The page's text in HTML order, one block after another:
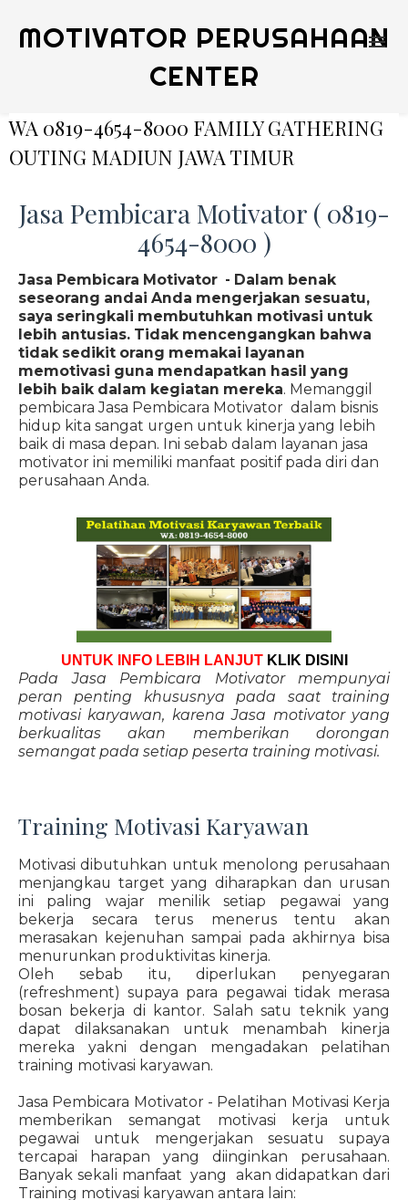
MOTIVATOR PERUSAHAAN
CENTER
WA 0819-4654-8000 FAMILY GATHERING
OUTING MADIUN JAWA TIMUR
Jasa Pembicara Motivator ( 0819-
4654-8000 )
Jasa Pembicara Motivator - Dalam benak
seseorang andai Anda mengerjakan sesuatu,
saya seringkali membutuhkan motivasi untuk
lebih antusias. Tidak mencengangkan bahwa
tidak sedikit orang memakai layanan
memotivasi guna mendapatkan hasil yang
lebih baik dalam kegiatan mereka. Memanggil
pembicara Jasa Pembicara Motivator dalam bisnis
hidup kita sangat urgen untuk kinerja yang lebih
baik di masa depan. Ini sebab dalam layanan jasa
motivator ini memiliki manfaat positif pada diri dan
perusahaan Anda.
UNTUK INFO LEBIH LANJUT KLIK DISINI
Pada Jasa Pembicara Motivator mempunyai
peran penting khususnya pada saat training
motivasi karyawan, karena Jasa motivator yang
berkualitas akan memberikan dorongan
semangat pada setiap peserta training motivasi.
Training Motivasi Karyawan
Motivasi dibutuhkan untuk menolong perusahaan
menjangkau target yang diharapkan dan urusan
ini paling wajar menilik setiap pegawai yang
bekerja secara terus menerus tentu akan
merasakan kejenuhan sampai pada akhirnya bisa
menurunkan produktivitas kinerja.
Oleh sebab itu, diperlukan penyegaran
(refreshment) supaya para pegawai tidak merasa
bosan bekerja di kantor. Salah satu teknik yang
dapat dilaksanakan untuk menambah kinerja
mereka yakni dengan mengadakan pelatihan
training motivasi karyawan.
Jasa Pembicara Motivator - Pelatihan Motivasi Kerja
memberikan semangat motivasi kerja untuk
pegawai untuk mengerjakan sesuatu supaya
tercapai harapan yang diinginkan perusahaan.
Banyak sekali manfaat yang akan didapatkan dari
Training motivasi karyawan antara lain: